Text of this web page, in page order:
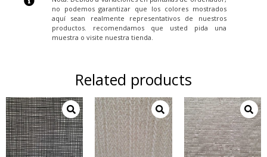
no podemos garantizar que los colores mostrados
aquí sean realmente representativos de nuestros
productos. recomendamos que usted pida una
muestra o visite nuestra tienda.
Related products